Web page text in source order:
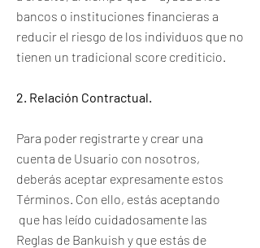
bancos o instituciones financieras a
reducir el riesgo de los individuos que no
tienen un tradicional score crediticio.
2. Relación Contractual.
Para poder registrarte y crear una
cuenta de Usuario con nosotros,
deberás aceptar expresamente estos
Términos. Con ello, estás aceptando
que has leído cuidadosamente las
Reglas de Bankuish y que estás de